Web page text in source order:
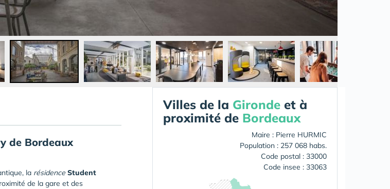
de Bordeaux
la résidence Student
de la gare et des
Villes de la Gironde et à
proximité de Bordeaux
Maire : Pierre HURMIC
Population : 257 068 habs.
Code postal : 33000
Code insee : 33063